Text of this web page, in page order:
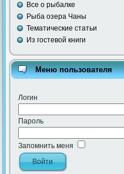
Все о рыбалке
Рыба озера Чаны
Тематические статьи
Из гостевой книги
Меню пользователя
Логин
Пароль
Запомнить меня